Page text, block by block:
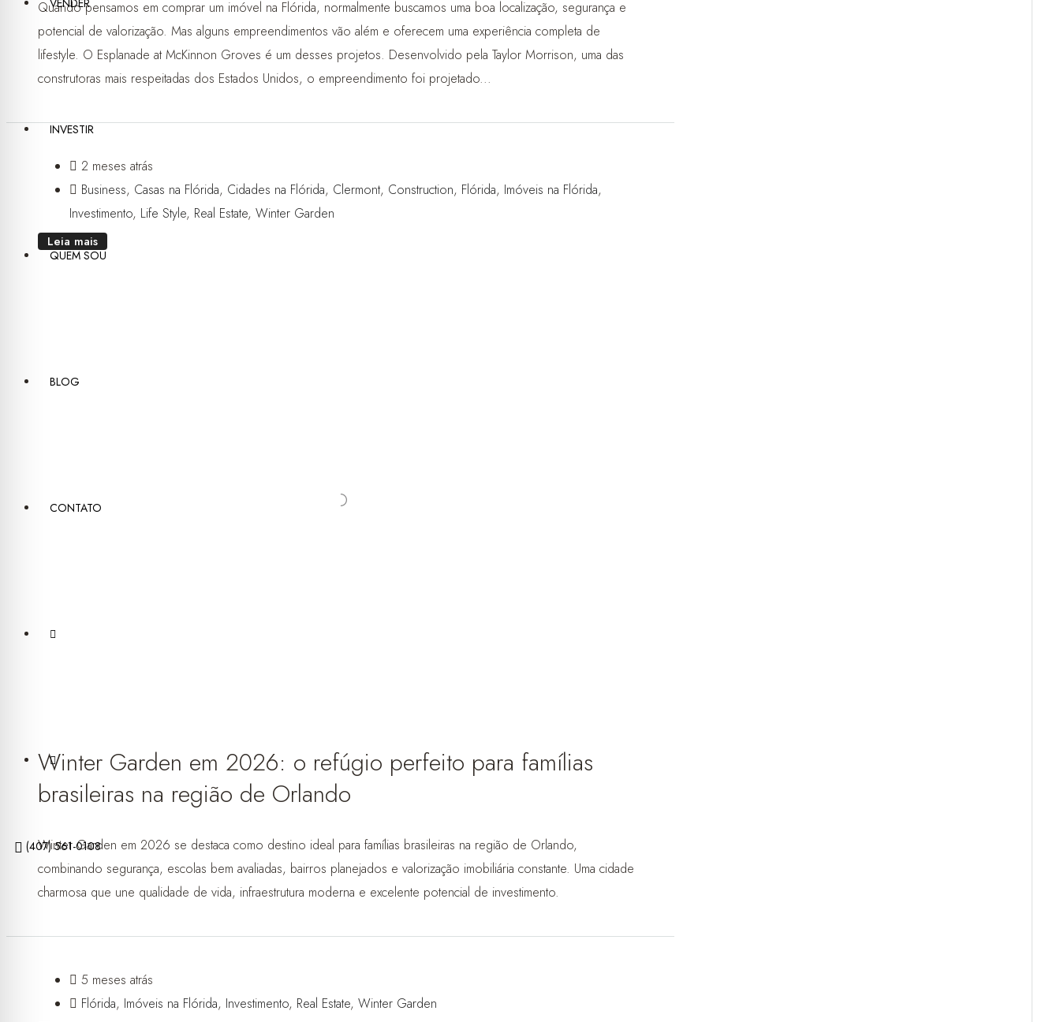
VENDER
INVESTIR
QUEM SOU
BLOG
CONTATO
(407) 561-0108
Quando pensamos em comprar um imóvel na Flórida, normalmente buscamos uma boa localização, segurança e
potencial de valorização. Mas alguns empreendimentos vão além e oferecem uma experiência completa de
lifestyle. O Esplanade at McKinnon Groves é um desses projetos. Desenvolvido pela Taylor Morrison, uma das
construtoras mais respeitadas dos Estados Unidos, o empreendimento foi projetado...
2 meses atrás
Business, Casas na Flórida, Cidades na Flórida, Clermont, Construction, Flórida, Imóveis na Flórida,
Investimento, Life Style, Real Estate, Winter Garden
Leia mais
Winter Garden em 2026: o refúgio perfeito para famílias
brasileiras na região de Orlando
Winter Garden em 2026 se destaca como destino ideal para famílias brasileiras na região de Orlando,
combinando segurança, escolas bem avaliadas, bairros planejados e valorização imobiliária constante. Uma cidade
charmosa que une qualidade de vida, infraestrutura moderna e excelente potencial de investimento.
5 meses atrás
Flórida, Imóveis na Flórida, Investimento, Real Estate, Winter Garden